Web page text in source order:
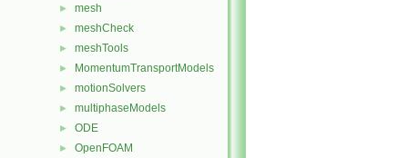
► mesh
► meshCheck
► meshTools
► MomentumTransportModels
► motionSolvers
► multiphaseModels
► ODE
► OpenFOAM